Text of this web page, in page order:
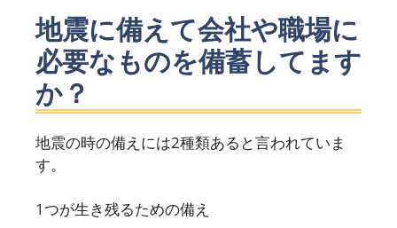
地震に備えて会社や職場に
必要なものを備蓄してます
か？
地震の時の備えには2種類あると言われていま
す。
1つが生き残るための備え